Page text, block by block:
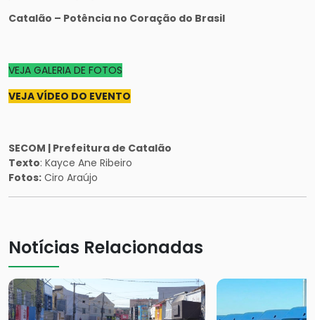
Catalão – Potência no Coração do Brasil
VEJA GALERIA DE FOTOS
VEJA VÍDEO DO EVENTO
SECOM | Prefeitura de Catalão
Texto: Kayce Ane Ribeiro
Fotos: Ciro Araújo
Notícias Relacionadas